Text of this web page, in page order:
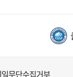
무단수집거부